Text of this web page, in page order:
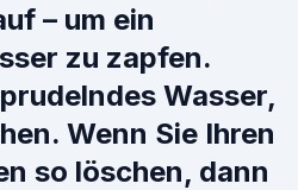
– um ein
zu zapfen.
Wasser,
Wenn Sie Ihren
so löschen, dann